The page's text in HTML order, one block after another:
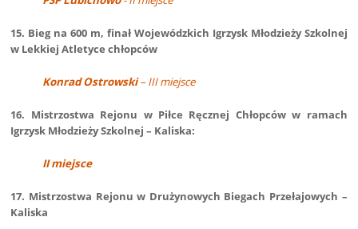
15. Bieg na 600 m, finał Wojewódzkich Igrzysk Młodzieży Szkolnej
w Lekkiej Atletyce chłopców
Konrad Ostrowski– III miejsce
16. Mistrzostwa Rejonu w Piłce Ręcznej Chłopców w ramach
Igrzysk Młodzieży Szkolnej – Kaliska:
II miejsce
17. Mistrzostwa Rejonu w Drużynowych Biegach Przełajowych –
Kaliska